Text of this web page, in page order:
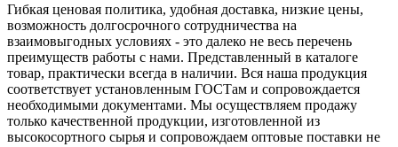
Гибкая ценовая политика, удобная доставка, низкие цены,
возможность долгосрочного сотрудничества на
взаимовыгодных условиях - это далеко не весь перечень
преимуществ работы с нами. Представленный в каталоге
товар, практически всегда в наличии. Вся наша продукция
соответствует установленным ГОСТам и сопровождается
необходимыми документами. Мы осуществляем продажу
только качественной продукции, изготовленной из
высокосортного сырья и сопровождаем оптовые поставки не